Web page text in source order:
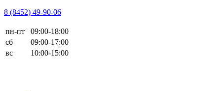
8 (8452) 49-90-06
пн-пт
09:00-18:00
сб
09:00-17:00
вс
10:00-15:00